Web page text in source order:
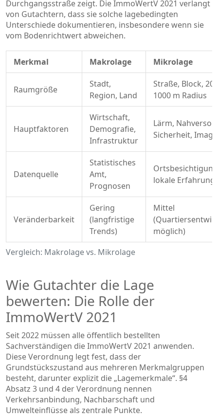
Durchgangsstraße zeigt. Die ImmoWertV 2021 verlangt
von Gutachtern, dass sie solche lagebedingten
Unterschiede dokumentieren, insbesondere wenn sie
vom Bodenrichtwert abweichen.
Vergleich: Makrolage vs. Mikrolage
Merkmal Makrolage Mikrolage
Raumgröße
Stadt,
Region, Land
Straße, Block,
1000 m Radius
Hauptfaktoren
Wirtschaft,
Demografie,
Infrastruktur
Lärm,
Sicherheit, Image
Datenquelle
Statistisches
Amt,
Prognosen
lokale Erfahrung
Veränderbarkeit
Gering
(langfristige
Trends)
Mittel
möglich)
Wie Gutachter die Lage
bewerten: Die Rolle der
ImmoWertV 2021
Seit 2022 müssen alle öffentlich bestellten
Sachverständigen die ImmoWertV 2021 anwenden.
Diese Verordnung legt fest, dass der
Grundstückszustand aus mehreren Merkmalgruppen
besteht, darunter explizit die „Lagemerkmale“. §4
Absatz 3 und 4 der Verordnung nennen
Verkehrsanbindung, Nachbarschaft und
Umwelteinflüsse als zentrale Punkte.